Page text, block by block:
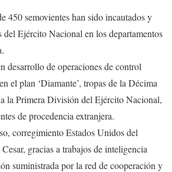
450 semovientes han sido incautados y
del Ejército Nacional en los departamentos
desarrollo de operaciones de control
el plan ‘Diamante’, tropas de la Décima
la Primera División del Ejército Nacional,
de procedencia extranjera.
corregimiento Estados Unidos del
gracias a trabajos de inteligencia
suministrada por la red de cooperación y